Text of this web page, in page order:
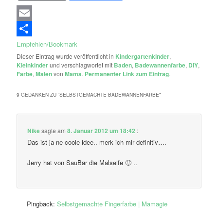
Email
Empfehlen/Bookmark
Dieser Eintrag wurde veröffentlicht in Kindergartenkinder,
Kleinkinderund verschlagwortet mit Baden, Badewannenfarbe, DIY,
Farbe,MalenvonMama. Permanenter Link zum Eintrag.
9 GEDANKEN ZU “SELBSTGEMACHTE BADEWANNENFARBE”
Nikesagte am8. Januar 2012 um 18:42 :
Das ist ja ne coole idee.. merk ich mir definitiv….
Jerry hat von SauBär die Malseife 🙂 ..
Pingback:Selbstgemachte Fingerfarbe | Mamagie